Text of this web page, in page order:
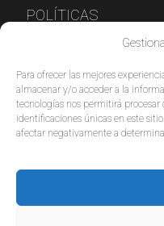
Para ofrecer las mejores
almacenar y/o acceder a la
tecnologías nos permitirá
identificaciones únicas en este
afectar negativamente a
POLÍTICAS